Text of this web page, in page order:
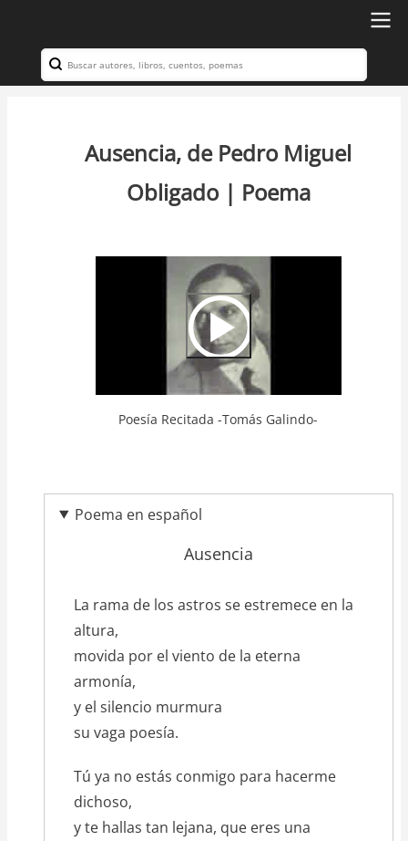
contenido
principal
Navegación
Search
Ausencia, de Pedro Miguel
Obligado | Poema
Video
Url
Poesía Recitada -Tomás Galindo-
Poema en español
Ausencia
texto_poema
La rama de los astros se estremece en la
altura,
movida por el viento de la eterna
armonía,
y el silencio murmura
su vaga poesía.
Tú ya no estás conmigo para hacerme
dichoso,
y te hallas tan lejana, que eres una